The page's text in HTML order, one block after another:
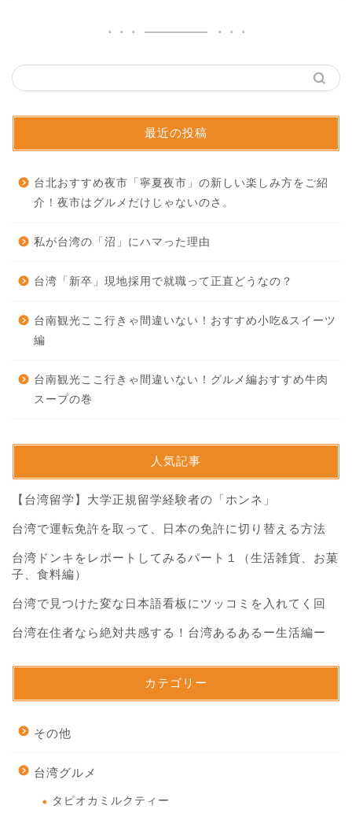
最近の投稿
台北おすすめ夜市「寧夏夜市」の新しい楽しみ方をご紹
介！夜市はグルメだけじゃないのさ。
私が台湾の「沼」にハマった理由
台湾「新卒」現地採用で就職って正直どうなの？
台南観光ここ行きゃ間違いない！おすすめ小吃&スイーツ
編
台南観光ここ行きゃ間違いない！グルメ編おすすめ牛肉
スープの巻
人気記事
【台湾留学】大学正規留学経験者の「ホンネ」
台湾で運転免許を取って、日本の免許に切り替える方法
台湾ドンキをレポートしてみるパート１（生活雑貨、お菓
子、食料編）
台湾で見つけた変な日本語看板にツッコミを入れてく回
台湾在住者なら絶対共感する！台湾あるあるー生活編ー
カテゴリー
その他
台湾グルメ
タピオカミルクティー